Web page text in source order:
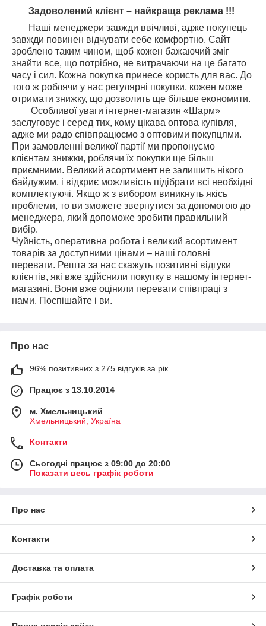
Задоволений клієнт – найкраща реклама !!!
Наші менеджери завжди ввічливі, адже покупець
завжди повинен відчувати себе комфортно. Сайт
зроблено таким чином, щоб кожен бажаючий зміг
знайти все, що потрібно, не витрачаючи на це багато
часу і сил. Кожна покупка принесе користь для вас. До
того ж роблячи у нас регулярні покупки, кожен може
отримати знижку, що дозволить ще більше економити.
Особливої уваги інтернет-магазин «Шарм»
заслуговує і серед тих, кому цікава оптова купівля,
адже ми радо співпрацюємо з оптовими покупцями.
При замовленні великої партії ми пропонуємо
клієнтам знижки, роблячи їх покупки ще більш
приємними. Великий асортимент не залишить нікого
байдужим, і відкриє можливість підібрати всі необхідні
комплектуючі. Якщо ж з вибором виникнуть якісь
проблеми, то ви зможете звернутися за допомогою до
менеджера, який допоможе зробити правильний
вибір.
Чуйність, оперативна робота і великий асортимент
товарів за доступними цінами – наші головні
переваги. Решта за нас скажуть позитивні відгуки
клієнтів, які вже здійснили покупку в нашому інтернет-
магазині. Вони вже оцінили переваги співпраці з
нами. Поспішайте і ви.
Про нас
96% позитивних з 275 відгуків за рік
Працює з 13.10.2014
м. Хмельницький
Хмельницький, Україна
Контакти
Сьогодні працює з 09:00 до 20:00
Показати весь графік роботи
Про нас
Контакти
Доставка та оплата
Графік роботи